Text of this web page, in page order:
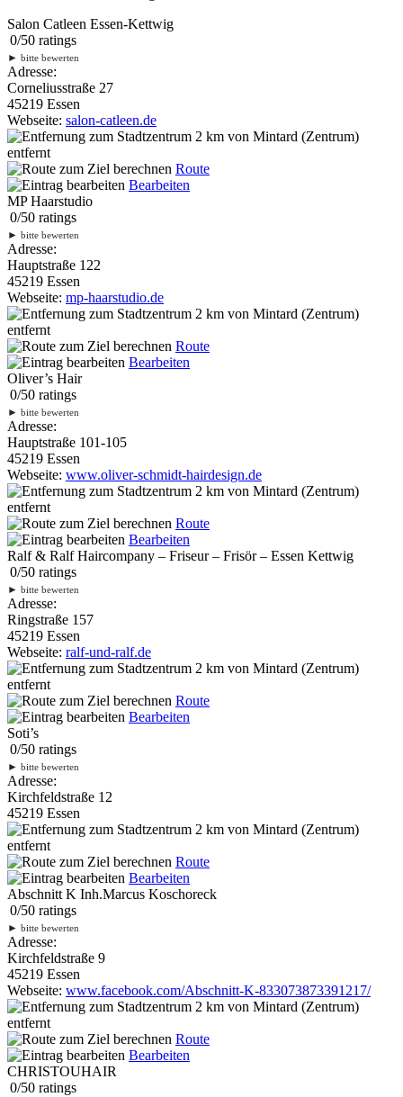
Salon Catleen Essen-Kettwig
0/50 ratings
► bitte bewerten
Adresse:
Corneliusstraße 27
45219 Essen
Webseite: salon-catleen.de
2 km von Mintard (Zentrum)
entfernt
Route
Bearbeiten
MP Haarstudio
0/50 ratings
► bitte bewerten
Adresse:
Hauptstraße 122
45219 Essen
Webseite: mp-haarstudio.de
2 km von Mintard (Zentrum)
entfernt
Route
Bearbeiten
Oliver’s Hair
0/50 ratings
► bitte bewerten
Adresse:
Hauptstraße 101-105
45219 Essen
Webseite: www.oliver-schmidt-hairdesign.de
2 km von Mintard (Zentrum)
entfernt
Route
Bearbeiten
Ralf & Ralf Haircompany – Friseur – Frisör – Essen Kettwig
0/50 ratings
► bitte bewerten
Adresse:
Ringstraße 157
45219 Essen
Webseite: ralf-und-ralf.de
2 km von Mintard (Zentrum)
entfernt
Route
Bearbeiten
Soti’s
0/50 ratings
► bitte bewerten
Adresse:
Kirchfeldstraße 12
45219 Essen
2 km von Mintard (Zentrum)
entfernt
Route
Bearbeiten
Abschnitt K Inh.Marcus Koschoreck
0/50 ratings
► bitte bewerten
Adresse:
Kirchfeldstraße 9
45219 Essen
Webseite: www.facebook.com/Abschnitt-K-833073873391217/
2 km von Mintard (Zentrum)
entfernt
Route
Bearbeiten
CHRISTOUHAIR
0/50 ratings